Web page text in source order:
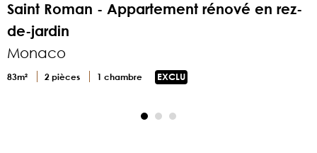
Saint Roman - Appartement rénové en rez-
de-jardin
Monaco
83m² 2 pièces 1 chambre EXCLU